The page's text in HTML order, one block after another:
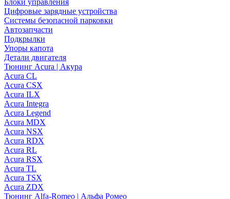
Блоки управления
Цифровые зарядные устройства
Системы безопасной парковки
Автозапчасти
Подкрылки
Упоры капота
Детали двигателя
Тюнинг Acura | Акура
Acura CL
Acura CSX
Acura ILX
Acura Integra
Acura Legend
Acura MDX
Acura NSX
Acura RDX
Acura RL
Acura RSX
Acura TL
Acura TSX
Acura ZDX
Тюнинг Alfa-Romeo | Альфа Ромео